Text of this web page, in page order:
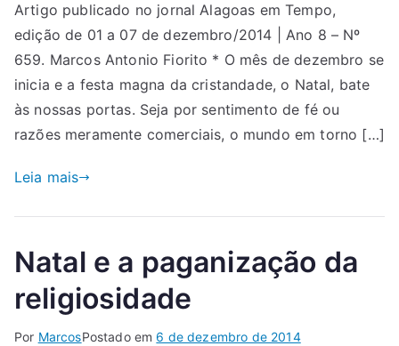
Artigo publicado no jornal Alagoas em Tempo,
edição de 01 a 07 de dezembro/2014 | Ano 8 – Nº
659. Marcos Antonio Fiorito * O mês de dezembro se
inicia e a festa magna da cristandade, o Natal, bate
às nossas portas. Seja por sentimento de fé ou
razões meramente comerciais, o mundo em torno […]
Leia mais
Natal e a paganização da
religiosidade
Por MarcosPostado em 6 de dezembro de 2014